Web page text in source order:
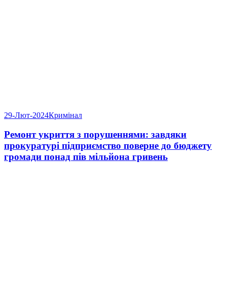
29-Лют-2024Кримінал
Ремонт укриття з порушеннями: завдяки
прокуратурі підприємство поверне до бюджету
громади понад пів мільйона гривень